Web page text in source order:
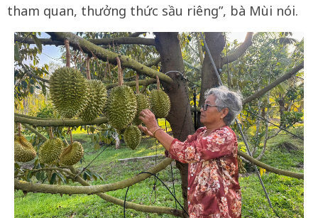
tham quan, thưởng thức sầu riêng”, bà Mùi nói.